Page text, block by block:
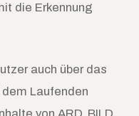
die Erkennung
auch über das
Laufenden